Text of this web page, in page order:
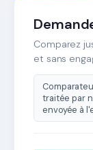
Comparez
et sans
traitée par
envoyée à